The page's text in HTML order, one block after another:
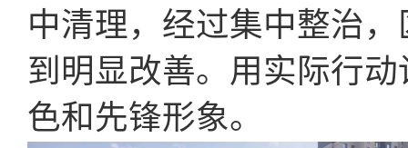
中清理，经过集中整治
到明显改善。用实际行
色和先锋形象。